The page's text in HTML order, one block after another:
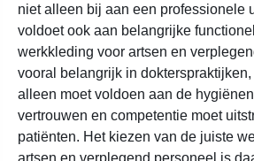
niet alleen bij aan een professionele
voldoet ook aan belangrijke
werkkleding voor artsen en
vooral belangrijk in
alleen moet voldoen aan de
vertrouwen en competentie moet
patiënten. Het kiezen van de juiste
artsen en verplegend personeel is